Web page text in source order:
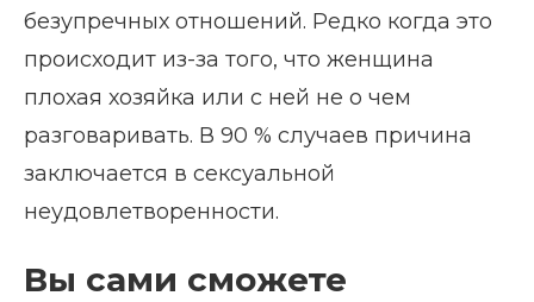
безупречных отношений. Редко когда это
происходит из-за того, что женщина
плохая хозяйка или с ней не о чем
разговаривать. В 90 % случаев причина
заключается в сексуальной
неудовлетворенности.
Вы сами сможете